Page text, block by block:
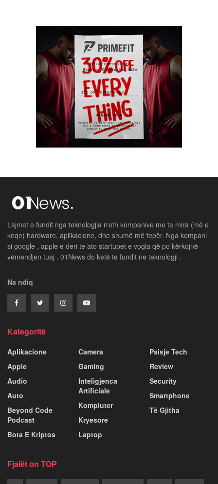
Lajmet e fundit nga teknologjia rreth kompanive me te mira (më e
keqe) hardware, aplikacione, dhe shumë më tepër. Nga kompani
si google , apple e deri te ato startupet e vogla që po kërkojnë
vëmendjen tuaj . 01News do ketë te fundit ne teknologji .
Na ndiq
Kategoritë
Aplikacione
Apple
Audio
Auto
Beyond Code
Podcast
Bota E Kriptos
Camera
Gaming
Inteligjenca
Artificiale
Kompiuter
Kryesore
Laptop
Paisje Tech
Review
Security
Smartphone
Të Gjitha
Fjalët on TOP